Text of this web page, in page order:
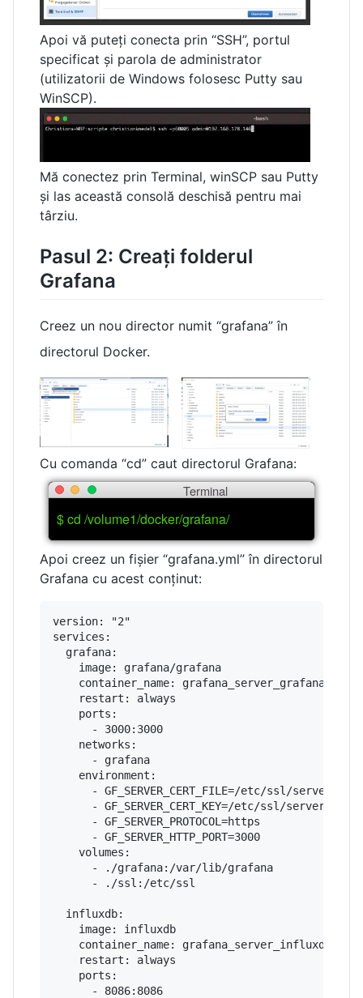
Apoi vă puteți conecta prin “SSH”, portul
specificat și parola de administrator
(utilizatorii de Windows folosesc Putty sau
WinSCP).
Mă conectez prin Terminal, winSCP sau Putty
și las această consolă deschisă pentru mai
târziu.
Pasul 2: Creați folderul
Grafana
Creez un nou director numit “grafana” în
directorul Docker.
Cu comanda “cd” caut directorul Grafana:
Terminal
$ cd /volume1/docker/grafana/
Apoi creez un fișier “grafana.yml” în directorul
Grafana cu acest conținut:
version: "2"
services:
  grafana:
    image: grafana/grafana
    container_name: grafana_server_grafana
    restart: always
    ports:
      - 3000:3000
    networks:
      - grafana
    environment:
      - GF_SERVER_CERT_FILE=/etc/ssl/server.crt
      - GF_SERVER_CERT_KEY=/etc/ssl/server.key
      - GF_SERVER_PROTOCOL=https
      - GF_SERVER_HTTP_PORT=3000
    volumes:
      - ./grafana:/var/lib/grafana
      - ./ssl:/etc/ssl
  influxdb:
    image: influxdb
    container_name: grafana_server_influxdb
    restart: always
    ports:
      - 8086:8086